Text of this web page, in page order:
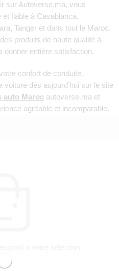
sur Autoverse.ma, vous
et fiable à Casablanca,
Tanger et dans tout le Maroc.
produits de haute qualité à
donner entière satisfaction.
confort de conduite.
dès aujourd’hui sur le site
auto Maroc autoverse.ma et
agréable et incomparable.